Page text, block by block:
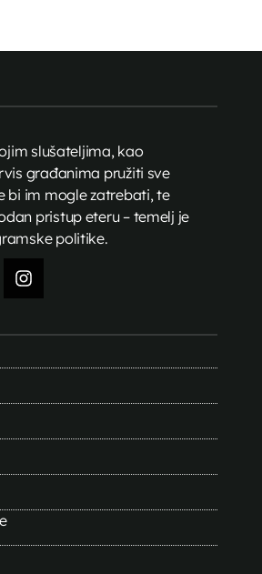
slušateljima, kao
građanima pružiti sve
bi im mogle zatrebati, te
pristup eteru – temelj je
politike.